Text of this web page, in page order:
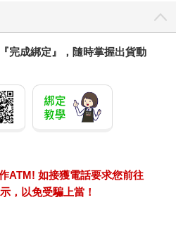
完成綁定』，隨時掌握出貨動
ATM! 如接獲電話要求您前往
，以免受騙上當！